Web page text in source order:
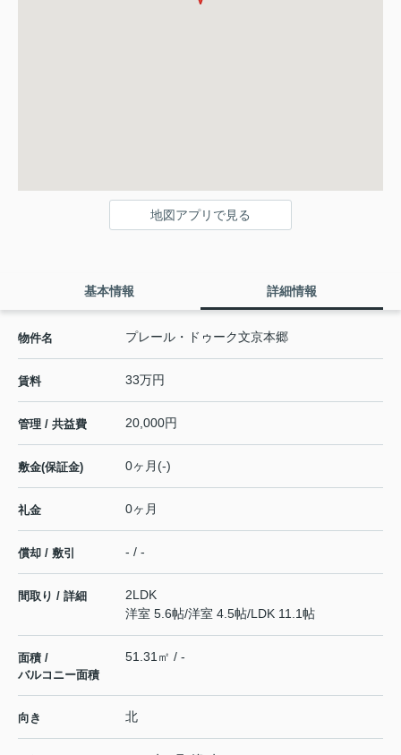
地図アプリで見る
基本情報 詳細情報
物件名 プレール・ドゥーク文京本郷
賃料 33万円
管理 / 共益費 20,000円
敷金(保証金) 0ヶ月(-)
礼金 0ヶ月
償却 / 敷引 - / -
間取り / 詳細
2LDK
洋室 5.6帖/洋室 4.5帖/LDK 11.1帖
面積 /
バルコニー面積
51.31㎡ / -
向き 北